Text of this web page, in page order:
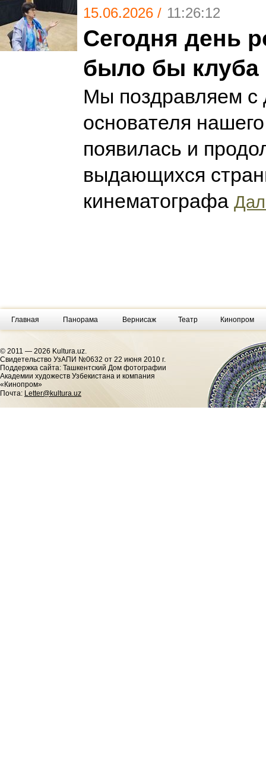
15.06.2026 / 11:26:12
Сегодня день
было бы клуба
Мы поздравляем с
основателя
появилась и
выдающихся
кинематографа
Главная Панорама Вернисаж Театр Кинопром
© 2011 — 2026 Kultura.uz.
Cвидетельство УзАПИ №0632 от 22 июня 2010 г.
Поддержка сайта: Ташкентский Дом фотографии
Академии художеств Узбекистана и компания
«Кинопром»
Почта: Letter@kultura.uz